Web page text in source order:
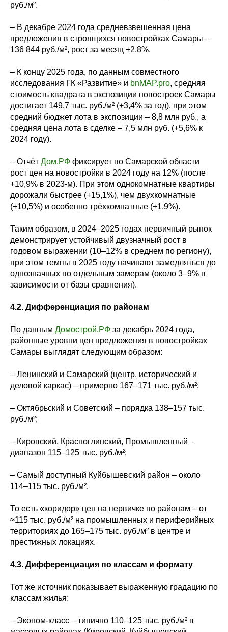
руб./м².
– В декабре 2024 года средневзвешенная цена
предложения в строящихся новостройках Самары –
136 844 руб./м², рост за месяц +2,8%.
– К концу 2025 года, по данным совместного
исследования ГК «Развитие» и bnMAP.pro, средняя
стоимость квадрата в экспозиции новостроек Самары
достигает 149,7 тыс. руб./м² (+3,4% за год), при этом
средний бюджет лота в экспозиции – 8,8 млн руб., а
средняя цена лота в сделке – 7,5 млн руб. (+5,6% к
2024 году).
– Отчёт Дом.РФ фиксирует по Самарской области
рост цен на новостройки в 2024 году на 12% (после
+10,9% в 2023-м). При этом однокомнатные квартиры
дорожали быстрее (+15,1%), чем двухкомнатные
(+10,5%) и особенно трёхкомнатные (+1,9%).
Таким образом, в 2024–2025 годах первичный рынок
демонстрирует устойчивый двузначный рост в
годовом выражении (10–12% в среднем по региону),
при этом темпы в 2025 году начинают замедляться до
однозначных по отдельным замерам (около 3–9% в
зависимости от базы сравнения).
4.2. Дифференциация по районам
По данным Домострой.РФ за декабрь 2024 года,
районные уровни цен предложения в новостройках
Самары выглядят следующим образом:
– Ленинский и Самарский (центр, исторический и
деловой каркас) – примерно 167–171 тыс. руб./м²;
– Октябрьский и Советский – порядка 138–157 тыс.
руб./м²;
– Кировский, Красноглинский, Промышленный –
диапазон 115–125 тыс. руб./м²;
– Самый доступный Куйбышевский район – около
114–115 тыс. руб./м².
То есть «коридор» цен на первичке по районам – от
≈115 тыс. руб./м² на промышленных и периферийных
территориях до 165–175 тыс. руб./м² в центре и
престижных локациях.
4.3. Дифференциация по классам и формату
Тот же источник показывает выраженную градацию по
классам жилья:
– Эконом-класс – типично 110–125 тыс. руб./м² в